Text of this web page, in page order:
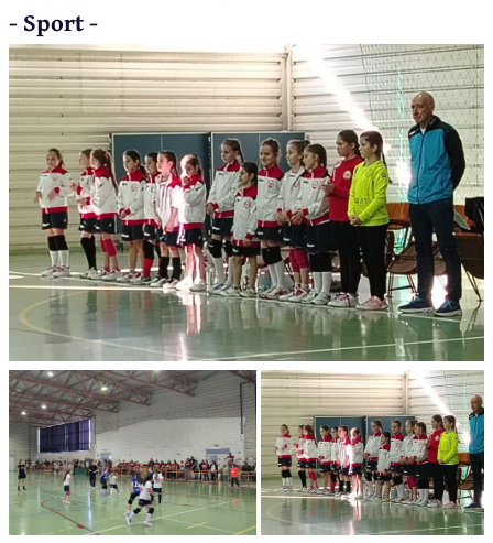
- Sport -